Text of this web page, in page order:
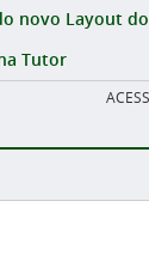
novo Layout
Tutor